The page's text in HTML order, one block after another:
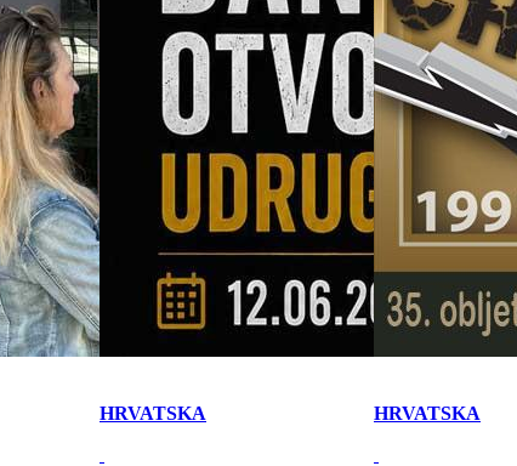
HRVATSKA HRVATSKA